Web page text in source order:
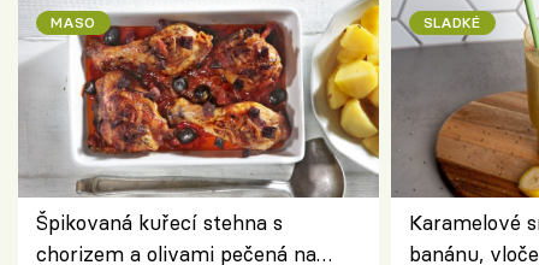
MASO
Špikovaná kuřecí stehna s
chorizem a olivami pečená na
SLADKÉ
Karamelové
banánu,